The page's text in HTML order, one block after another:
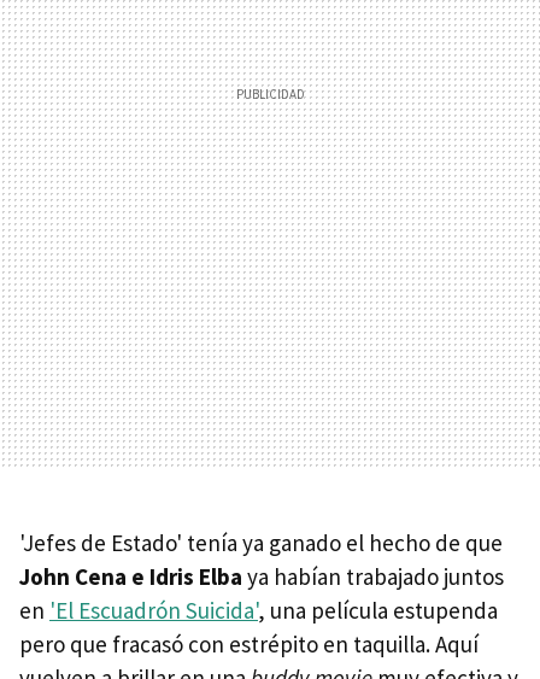
'Jefes de Estado' tenía ya ganado el hecho de que
John Cena e Idris Elba ya habían trabajado juntos
en 'El Escuadrón Suicida', una película estupenda
pero que fracasó con estrépito en taquilla. Aquí